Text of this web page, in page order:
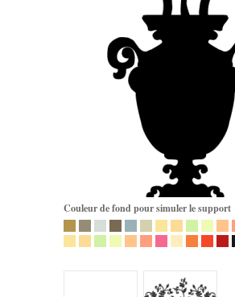
Couleur de fond pour simuler le support